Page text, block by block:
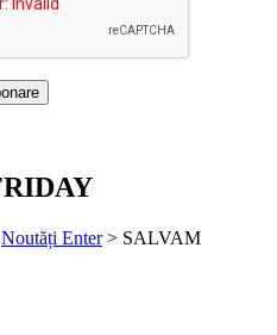
Noutăți Enter> SALVAM